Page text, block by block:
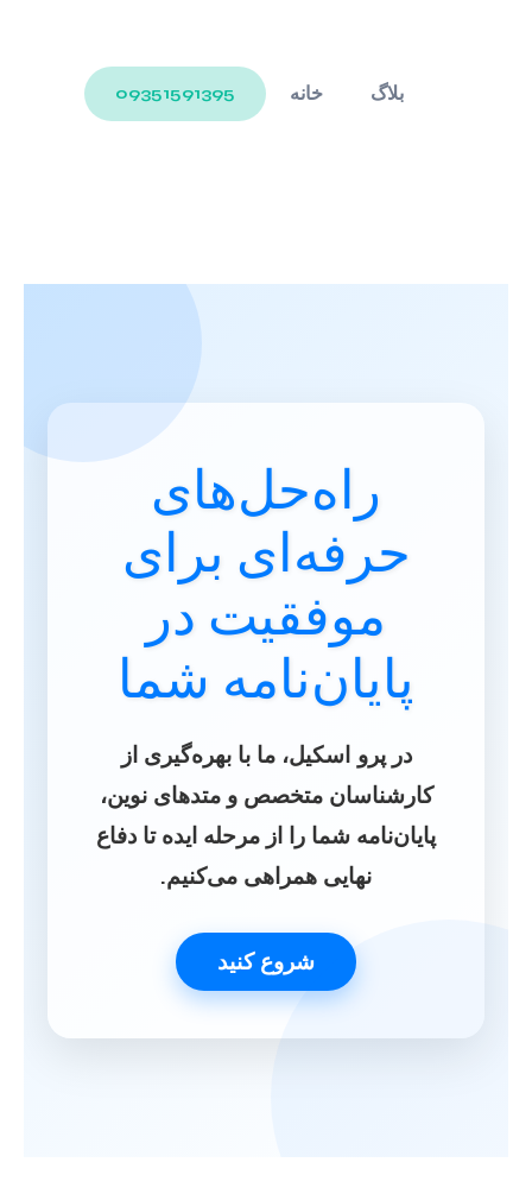
خانه بلاگ 09351591395
راه‌حل‌های
حرفه‌ای برای
موفقیت در
پایان‌نامه شما
درپرو اسکیل، ما با بهره‌گیری از
کارشناسان متخصص و متدهای نوین،
پایان‌نامه شما را از مرحله ایده تا دفاع
نهایی همراهی می‌کنیم.
شروع کنید